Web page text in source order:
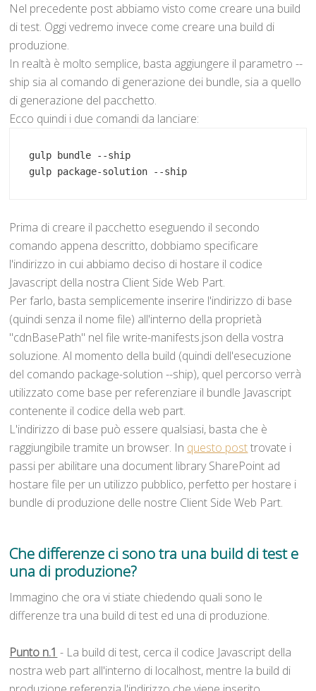
Nel precedente post abbiamo visto come creare una build
di test. Oggi vedremo invece come creare una build di
produzione.
In realtà è molto semplice, basta aggiungere il parametro --
ship sia al comando di generazione dei bundle, sia a quello
di generazione del pacchetto.
Ecco quindi i due comandi da lanciare:
gulp bundle --ship
gulp package-solution --ship
Prima di creare il pacchetto eseguendo il secondo
comando appena descritto, dobbiamo specificare
l'indirizzo in cui abbiamo deciso di hostare il codice
Javascript della nostra Client Side Web Part.
Per farlo, basta semplicemente inserire l'indirizzo di base
(quindi senza il nome file) all'interno della proprietà
"cdnBasePath" nel file write-manifests.json della vostra
soluzione. Al momento della build (quindi dell'esecuzione
del comando package-solution --ship), quel percorso verrà
utilizzato come base per referenziare il bundle Javascript
contenente il codice della web part.
L'indirizzo di base può essere qualsiasi, basta che è
raggiungibile tramite un browser. In questo posttrovate i
passi per abilitare una document library SharePoint ad
hostare file per un utilizzo pubblico, perfetto per hostare i
bundle di produzione delle nostre Client Side Web Part.
Che differenze ci sono tra una build di test e
una di produzione?
Immagino che ora vi stiate chiedendo quali sono le
differenze tra una build di test ed una di produzione.
Punto n.1 - La build di test, cerca il codice Javascript della
nostra web part all'interno di localhost, mentre la build di